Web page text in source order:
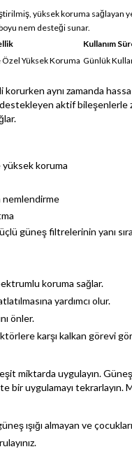
yüksek koruma sağlayan
nem desteği sunar.
Kullanım
Yüksek Koruma Günlük
aynı zamanda
aktif bileşenlerle
yüksek koruma
nemlendirme
güneş filtrelerinin
koruma sağlar.
yardımcı olur.
önler.
karşı kalkan görevi
miktarda uygulayın.
uygulamayı tekrarlayın.
ışığı almayan ve